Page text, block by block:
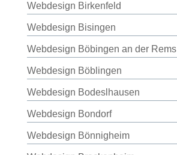
Webdesign Birkenfeld
Webdesign Bisingen
Webdesign Böbingen an der Rems
Webdesign Böblingen
Webdesign Bodeslhausen
Webdesign Bondorf
Webdesign Bönnigheim